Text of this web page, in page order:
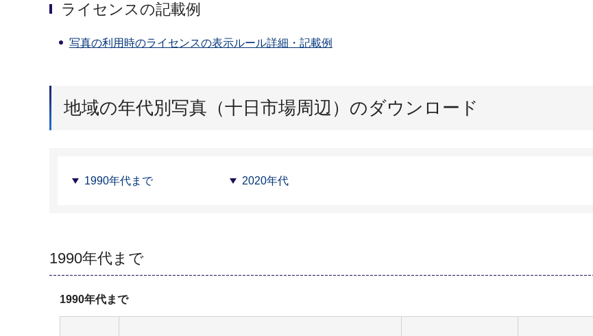
ライセンスの記載例
写真の利用時のライセンスの表示ルール詳細・記載例
地域の年代別写真（十日市場周辺）のダウンロード
1990年代まで 2020年代
1990年代まで
1990年代まで